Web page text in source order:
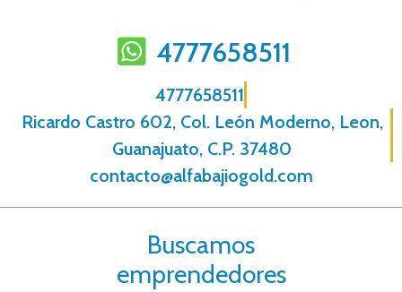
4777658511
4777658511
Ricardo Castro 602, Col. León Moderno, Leon,
Guanajuato, C.P. 37480
contacto@alfabajiogold.com
Buscamos
emprendedores